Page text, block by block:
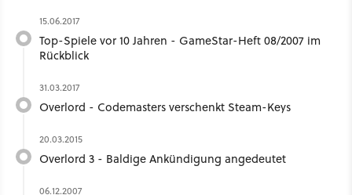
15.06.2017
Top-Spiele vor 10 Jahren - GameStar-Heft 08/2007 im
Rückblick
31.03.2017
Overlord - Codemasters verschenkt Steam-Keys
20.03.2015
Overlord 3 - Baldige Ankündigung angedeutet
06.12.2007